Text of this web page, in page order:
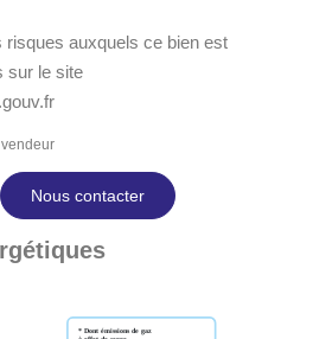
risques auxquels ce bien est
sur le site
Nous contacter